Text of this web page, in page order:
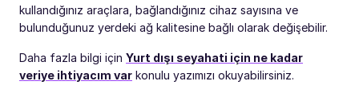
kullandığınız araçlara, bağlandığınız cihaz sayısına ve
bulunduğunuz yerdeki ağ kalitesine bağlı olarak değişebilir.
Daha fazla bilgi için Yurt dışı seyahati için ne kadar
veriye ihtiyacım var konulu yazımızı okuyabilirsiniz.